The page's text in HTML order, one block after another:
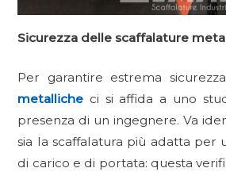
Sicurezza delle scaffalature
Per garantire estrema
metalliche ci si affida a uno
presenza di un ingegnere. Va
sia la scaffalatura più adatta per
di carico e di portata: questa